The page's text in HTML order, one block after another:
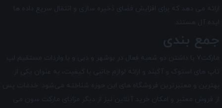
ارائه می دهد که برای افزایش فضای ذخیره‌ سازی و انتقال سریع داده ها
ایده آل هستند.
جمع بندی
مارکت7 با داشتن دو شعبه فعال در بوشهر و دبی و با واردات مستقیم لپ
تاپ‌ های استوک و آکبند و ارائه لوازم جانبی با کیفیت، به عنوان یکی از
بهترین و معتبرترین فروشگاه های این حوزه شناخته می‌شود. خدمات پس
از فروش معتبر و امکان خرید آنلاین نیز از دیگر مزایای مارکت سون می